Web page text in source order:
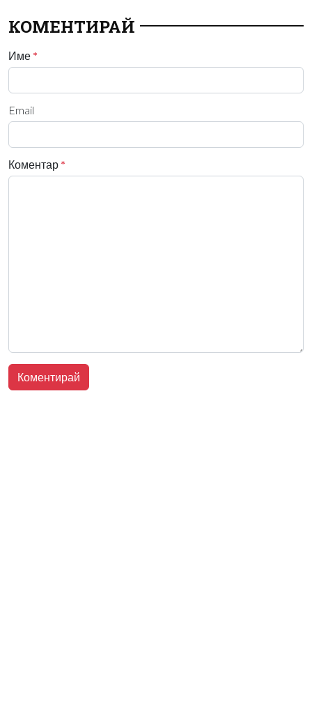
КОМЕНТИРАЙ
Име *
Email
Коментар *